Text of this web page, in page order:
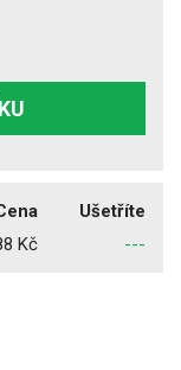
Ušetříte
Kč ---